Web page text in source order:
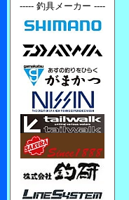
----- 釣具メーカー ----